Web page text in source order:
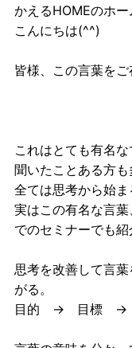
かえるHOMEのホー
こんにちは(^^)
皆様、この言葉を
これはとても有名な
聞いたことある方
全ては思考から始ま
実はこの有名な言
でのセミナーでも紹
思考を改善して言
がる。
目的 → 目標 →